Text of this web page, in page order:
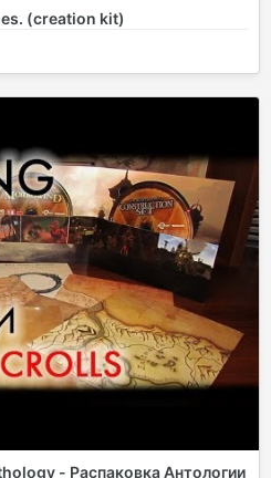
(creation kit)
- Распаковка Антологии